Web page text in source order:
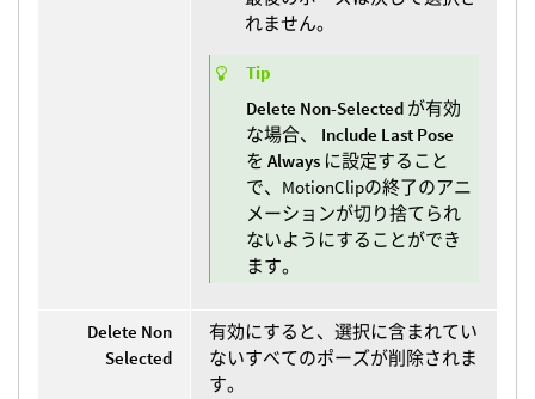
れません。
Tip
Delete Non-Selected が有効
な場合、 Include Last Pose
を Always に設定すること
で、MotionClipの終了のアニ
メーションが切り捨てられ
ないようにすることができ
ます。
Delete Non
Selected
有効にすると、選択に含まれてい
ないすべてのポーズが削除されま
す。